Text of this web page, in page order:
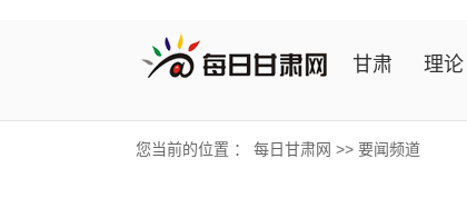
甘肃 理论
您当前的位置 ： 每日甘肃网 >> 要闻频道